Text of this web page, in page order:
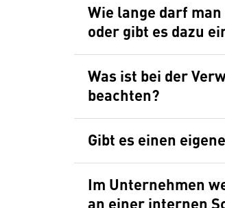
Wie lange darf
oder gibt es dazu
Was ist bei der
beachten?
Gibt es einen
Im Unternehmen
an einer internen